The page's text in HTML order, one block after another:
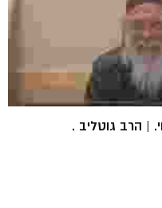
| הרב גוטליב .